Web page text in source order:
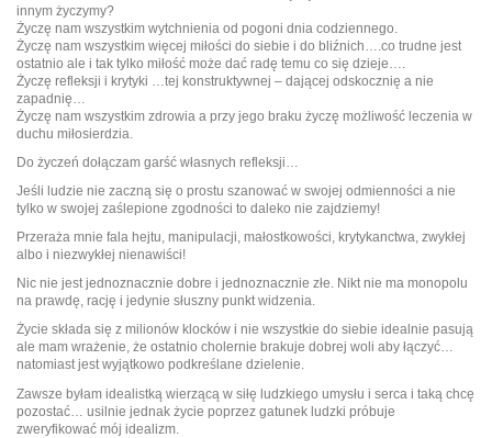
innym życzymy?
Życzę nam wszystkim wytchnienia od pogoni dnia codziennego.
Życzę nam wszystkim więcej miłości do siebie i do bliźnich….co trudne jest
ostatnio ale i tak tylko miłość może dać radę temu co się dzieje….
Życzę refleksji i krytyki …tej konstruktywnej – dającej odskocznię a nie
zapadnię…
Życzę nam wszystkim zdrowia a przy jego braku życzę możliwość leczenia w
duchu miłosierdzia.
Do życzeń dołączam garść własnych refleksji…
Jeśli ludzie nie zaczną się o prostu szanować w swojej odmienności a nie
tylko w swojej zaślepione zgodności to daleko nie zajdziemy!
Przeraża mnie fala hejtu, manipulacji, małostkowości, krytykanctwa, zwykłej
albo i niezwykłej nienawiści!
Nic nie jest jednoznacznie dobre i jednoznacznie złe. Nikt nie ma monopolu
na prawdę, rację i jedynie słuszny punkt widzenia.
Życie składa się z milionów klocków i nie wszystkie do siebie idealnie pasują
ale mam wrażenie, że ostatnio cholernie brakuje dobrej woli aby łączyć…
natomiast jest wyjątkowo podkreślane dzielenie.
Zawsze byłam idealistką wierzącą w siłę ludzkiego umysłu i serca i taką chcę
pozostać… usilnie jednak życie poprzez gatunek ludzki próbuje
zweryfikować mój idealizm.